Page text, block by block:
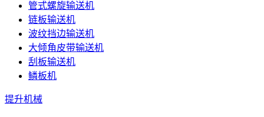
管式螺旋输送机
链板输送机
波纹挡边输送机
大倾角皮带输送机
刮板输送机
鳞板机
提升机械